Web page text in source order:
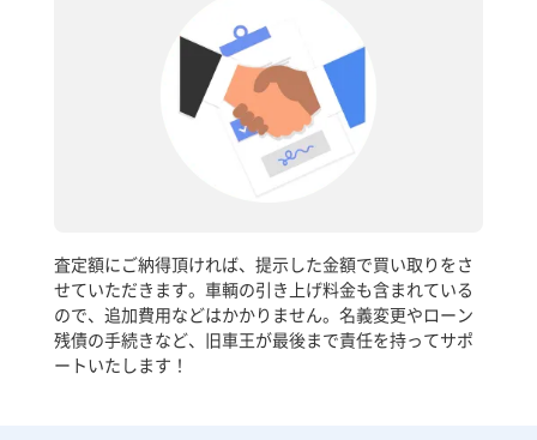
査定額にご納得頂ければ、提示した金額で買い取りをさ
せていただきます。車輌の引き上げ料金も含まれている
ので、追加費用などはかかりません。名義変更やローン
残債の手続きなど、旧車王が最後まで責任を持ってサポ
ートいたします！